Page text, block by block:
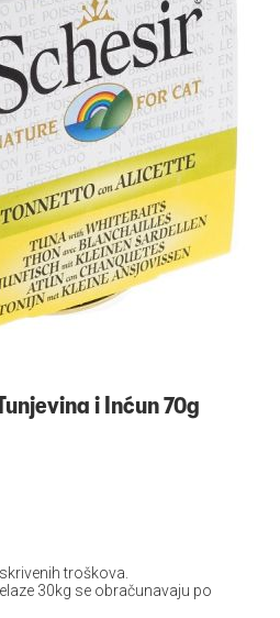
i Inćun 70g
troškova.
30kg se obračunavaju po